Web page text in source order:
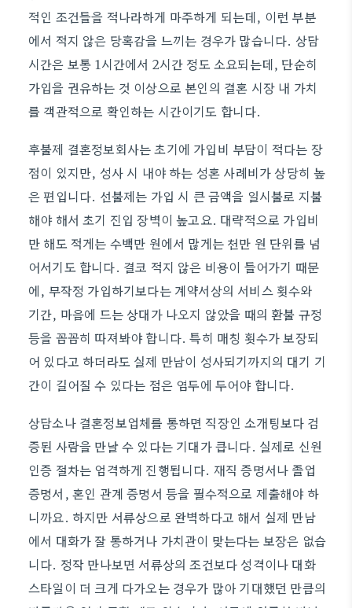
적인 조건들을 적나라하게 마주하게 되는데, 이런 부분
에서 적지 않은 당혹감을 느끼는 경우가 많습니다. 상담
시간은 보통 1시간에서 2시간 정도 소요되는데, 단순히
가입을 권유하는 것 이상으로 본인의 결혼 시장 내 가치
를 객관적으로 확인하는 시간이기도 합니다.
후불제 결혼정보회사는 초기에 가입비 부담이 적다는 장
점이 있지만, 성사 시 내야 하는 성혼 사례비가 상당히 높
은 편입니다. 선불제는 가입 시 큰 금액을 일시불로 지불
해야 해서 초기 진입 장벽이 높고요. 대략적으로 가입비
만 해도 적게는 수백만 원에서 많게는 천만 원 단위를 넘
어서기도 합니다. 결코 적지 않은 비용이 들어가기 때문
에, 무작정 가입하기보다는 계약서상의 서비스 횟수와
기간, 마음에 드는 상대가 나오지 않았을 때의 환불 규정
등을 꼼꼼히 따져봐야 합니다. 특히 매칭 횟수가 보장되
어 있다고 하더라도 실제 만남이 성사되기까지의 대기 기
간이 길어질 수 있다는 점은 염두에 두어야 합니다.
상담소나 결혼정보업체를 통하면 직장인 소개팅보다 검
증된 사람을 만날 수 있다는 기대가 큽니다. 실제로 신원
인증 절차는 엄격하게 진행됩니다. 재직 증명서나 졸업
증명서, 혼인 관계 증명서 등을 필수적으로 제출해야 하
니까요. 하지만 서류상으로 완벽하다고 해서 실제 만남
에서 대화가 잘 통하거나 가치관이 맞는다는 보장은 없습
니다. 정작 만나보면 서류상의 조건보다 성격이나 대화
스타일이 더 크게 다가오는 경우가 많아 기대했던 만큼의